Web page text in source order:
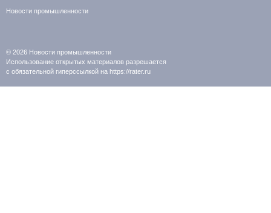
Новости промышленности
© 2026 Новости промышленности
Использование открытых материалов разрешается
с обязательной гиперссылкой на https://rater.ru